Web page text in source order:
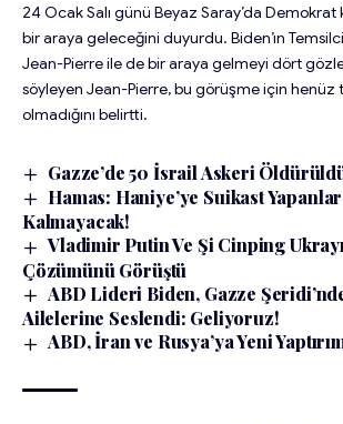
24 Ocak Salı günü Beyaz Saray’da
bir araya geleceğini duyurdu. Biden’ın
Jean-Pierre ile de bir araya gelmeyi dört
söyleyen Jean-Pierre, bu görüşme için henüz
olmadığını belirtti.
Gazze’de 50 İsrail Askeri
Hamas: Haniye’ye Suikast
Kalmayacak!
Vladimir Putin Ve Şi Cinping
Çözümünü Görüştü
ABD Lideri Biden, Gazze
Ailelerine Seslendi: Geliyoruz!
ABD, İran ve Rusya’ya Yeni